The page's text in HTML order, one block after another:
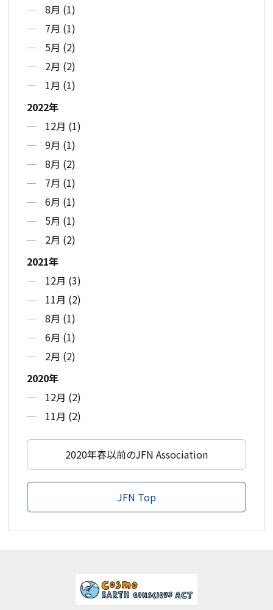
8月 (1)
7月 (1)
5月 (2)
2月 (2)
1月 (1)
2022年
12月 (1)
9月 (1)
8月 (2)
7月 (1)
6月 (1)
5月 (1)
2月 (2)
2021年
12月 (3)
11月 (2)
8月 (1)
6月 (1)
2月 (2)
2020年
12月 (2)
11月 (2)
2020年春以前のJFN Association
JFN Top